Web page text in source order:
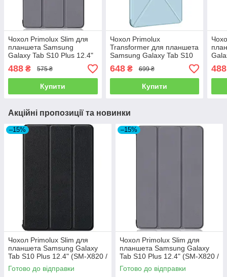
Чохол Primolux Slim для
планшета Samsung
Galaxy Tab S10 Plus 12.4"
(SM-X820 / SM-X826) -
Grey
488 ₴ 575 ₴
Купити
Чохол Primolux
Transformer для планшета
Samsung Galaxy Tab S10
Plus 12.4" (SM-X820 / SM-
X826) - Sky Blue
648₴ 699 ₴
Купити
488
Акційні пропозиції та новинки
–15%
Чохол Primolux Slim для
планшета Samsung Galaxy
Tab S10 Plus 12.4" (SM-X820 /
SM-X826) - Black
Готово до відправки
–15%
Чохол Primolux Slim для
планшета Samsung Galaxy
Tab S10 Plus 12.4" (SM-X820 /
SM-X826) - Grey
Готово до відправки